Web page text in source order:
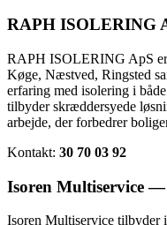
RAPH ISOLERING
RAPH ISOLERING ApS
Køge, Næstved, Ringsted
erfaring med isolering i
tilbyder skræddersyede
arbejde, der forbedrer
Kontakt: 30 70 03 92
Isoren Multiservice —
Isoren Multiservice tilbyder